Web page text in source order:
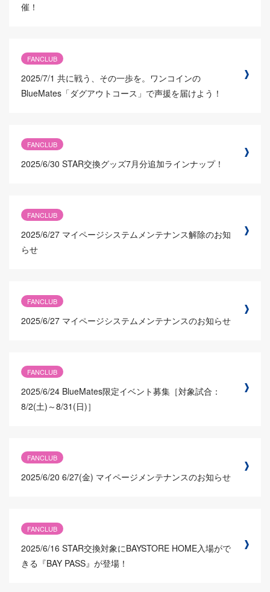
催！
FANCLUB
2025/7/1 共に戦う、その一歩を。ワンコインの
BlueMates「ダグアウトコース」で声援を届けよう！
FANCLUB
2025/6/30 STAR交換グッズ7月分追加ラインナップ！
FANCLUB
2025/6/27 マイページシステムメンテナンス解除のお知
らせ
FANCLUB
2025/6/27 マイページシステムメンテナンスのお知らせ
FANCLUB
2025/6/24 BlueMates限定イベント募集［対象試合：
8/2(土)～8/31(日)］
FANCLUB
2025/6/20 6/27(金) マイページメンテナンスのお知らせ
FANCLUB
2025/6/16 STAR交換対象にBAYSTORE HOME入場がで
きる『BAY PASS』が登場！